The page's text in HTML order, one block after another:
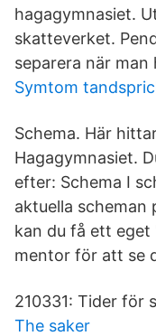
hagagymnasiet.
skatteverket.
separera när man
Symtom
Schema. Här
Hagagymnasiet.
efter: Schema I
aktuella scheman
kan du få ett eget
mentor för att se
210331: Tider för
The saker